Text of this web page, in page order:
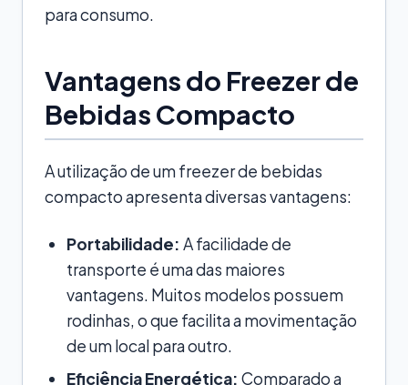
para consumo.
Vantagens do Freezer de
Bebidas Compacto
A utilização de um freezer de bebidas
compacto apresenta diversas vantagens:
Portabilidade: A facilidade de
transporte é uma das maiores
vantagens. Muitos modelos possuem
rodinhas, o que facilita a movimentação
de um local para outro.
Eficiência Energética: Comparado a